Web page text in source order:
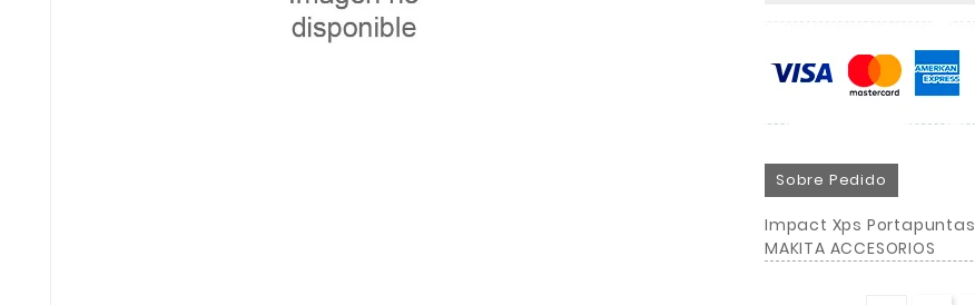
Sobre Pedido
Impact Xps Portapuntas
MAKITA ACCESORIOS